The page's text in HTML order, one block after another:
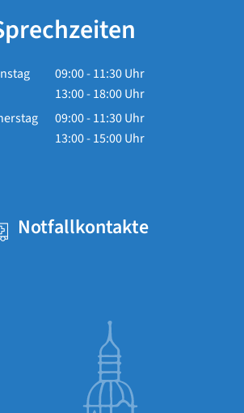
09:00-11:30Uhr
Von 09:00 bis 11:30 Uhr
13:00-18:00Uhr
Von 13:00 bis 18:00 Uhr
09:00-11:30Uhr
Von 09:00 bis 11:30 Uhr
13:00-15:00Uhr
Notfallkontakte